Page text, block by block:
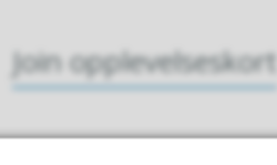
Join opplevelseskort